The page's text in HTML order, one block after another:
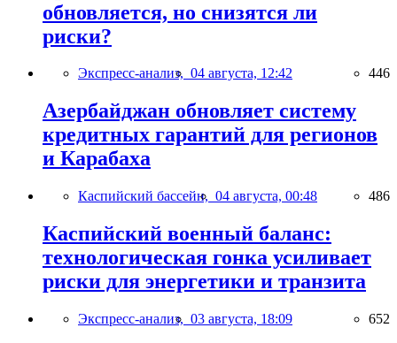
обновляется, но снизятся ли
риски?
Экспресс-анализ, 04 августа, 12:42 446
Азербайджан обновляет систему
кредитных гарантий для регионов
и Карабаха
Каспийский бассейн, 04 августа, 00:48 486
Каспийский военный баланс:
технологическая гонка усиливает
риски для энергетики и транзита
Экспресс-анализ, 03 августа, 18:09 652